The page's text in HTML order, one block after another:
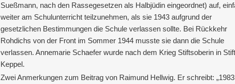
Sueßmann, nach den Rassegesetzen als Halbjüdin eingeordnet) auf,
weiter am Schulunterricht teilzunehmen, als sie 1943 aufgrund der
gesetzlichen Bestimmungen die Schule verlassen sollte. Bei Rückkehr
Rohdichs von der Front im Sommer 1944 musste sie dann die Schule
verlassen. Annemarie Schaefer wurde nach dem Krieg Stiftsoberin in Stift
Keppel.
Zwei Anmerkungen zum Beitrag von Raimund Hellwig. Er schreibt: „1983